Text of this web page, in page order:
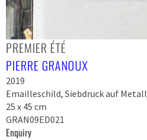
PREMIER ÉTÉ
PIERRE GRANOUX
2019
Emailleschild, Siebdruck auf Metall
25 x 45 cm
GRAN09ED021
Enquiry